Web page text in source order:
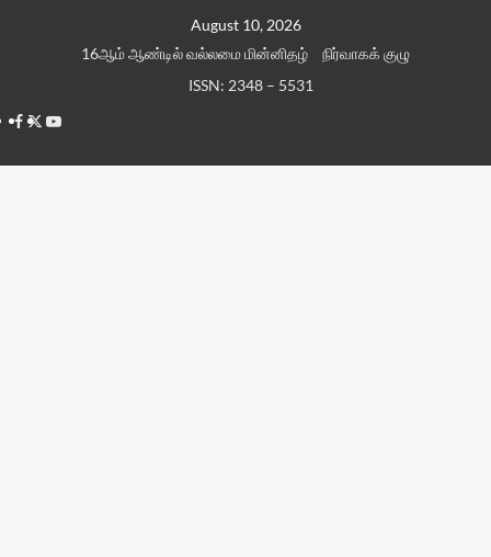
August 10, 2026
16ஆம் ஆண்டில் வல்லமை மின்னிதழ்
நிர்வாகக் குழு
ISSN: 2348 – 5531
Facebook
TwitterYoutube